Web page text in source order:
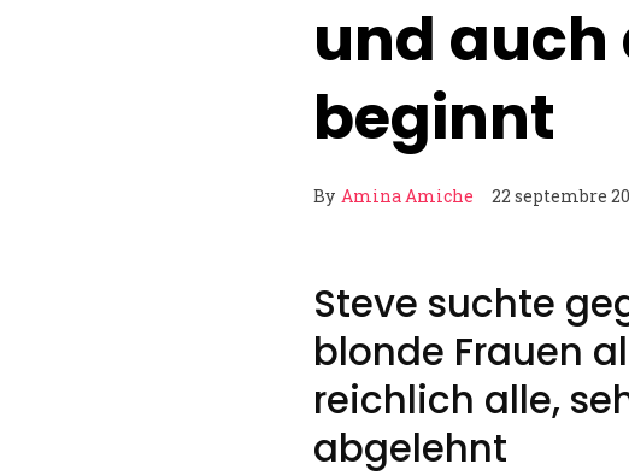
und auch
beginnt
By Amina Amiche 22 septembre
Steve suchte
blonde Frauen
reichlich alle,
abgelehnt